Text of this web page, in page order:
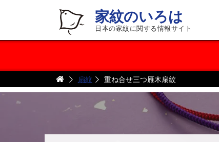
家紋のいろは
日本の家紋に関する情報サイト
扇紋 重ね合せ三つ雁木扇紋